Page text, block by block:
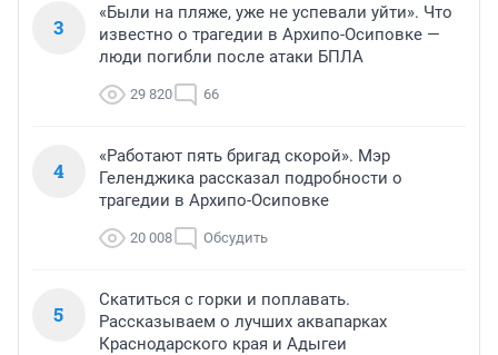
3
«Были на пляже, уже не успевали уйти». Что
известно о трагедии в Архипо-Осиповке —
люди погибли после атаки БПЛА
29 820 66
4
«Работают пять бригад скорой». Мэр
Геленджика рассказал подробности о
трагедии в Архипо-Осиповке
20 008 Обсудить
5
Скатиться с горки и поплавать.
Рассказываем о лучших аквапарках
Краснодарского края и Адыгеи